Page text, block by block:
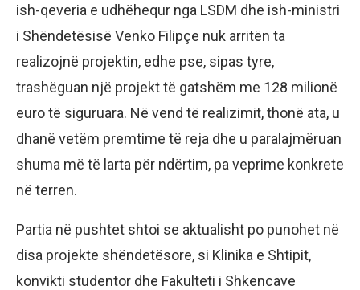
ish-qeveria e udhëhequr nga LSDM dhe ish-ministri
i Shëndetësisë Venko Filipçe nuk arritën ta
realizojnë projektin, edhe pse, sipas tyre,
trashëguan një projekt të gatshëm me 128 milionë
euro të siguruara. Në vend të realizimit, thonë ata, u
dhanë vetëm premtime të reja dhe u paralajmëruan
shuma më të larta për ndërtim, pa veprime konkrete
në terren.
Partia në pushtet shtoi se aktualisht po punohet në
disa projekte shëndetësore, si Klinika e Shtipit,
konvikti studentor dhe Fakulteti i Shkencave